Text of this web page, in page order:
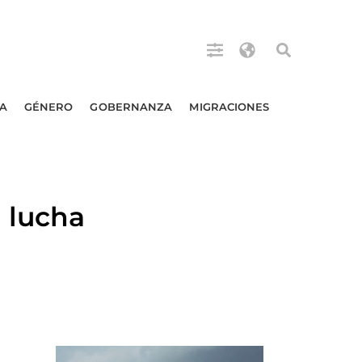
GÉNERO GOBERNANZA MIGRACIONES
lucha